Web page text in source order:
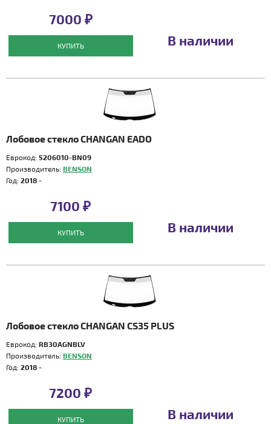
7000 ₽
КУПИТЬ В наличии
Лобовое стекло CHANGAN EADO
Еврокод: 5206010-BN09
Производитель: BENSON
Год: 2018 -
7100 ₽
КУПИТЬ В наличии
Лобовое стекло CHANGAN CS35 PLUS
Еврокод: RB30AGNBLV
Производитель: BENSON
Год: 2018 -
7200 ₽
КУПИТЬ В наличии